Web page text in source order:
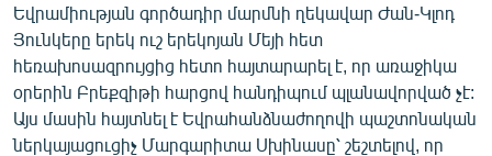
«Ազատության» բոլոր կայքերը
Եվրամիության գործադիր մարմնի ղեկավար Ժան-Կլոդ
Յունկերը երեկ ուշ երեկոյան Մեյի հետ
հեռախոսազրույցից հետո հայտարարել է, որ առաջիկա
օրերին Բրեքզիթի հարցով հանդիպում պլանավորված չէ:
Այս մասին հայտնել է Եվրահանձնաժողովի պաշտոնական
ներկայացուցիչ Մարգարիտա Սխինասը՝ շեշտելով, որ